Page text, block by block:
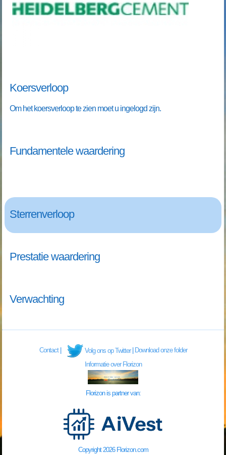
Koersverloop
Om het koersverloop te zien moet u ingelogd zijn.
Fundamentele waardering
Sterrenverloop
Prestatie waardering
Verwachting
Contact| Volg ons op Twitter| Download onze folder
Informatie over Florizon
Florizon is partner van:
Copyright 2026 Florizon.com